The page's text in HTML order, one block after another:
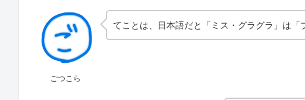
ごつこら
てことは、日本語だと「ミス・グラグラ」は「